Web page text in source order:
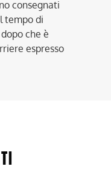
consegnati
tempo di
che è
espresso